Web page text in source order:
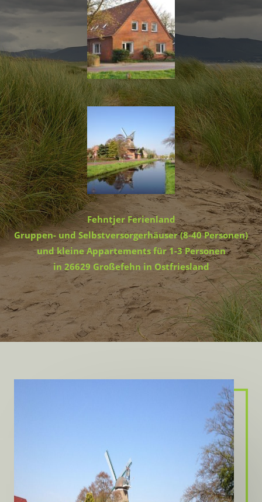
Fehntjer Ferienland
Gruppen- und Selbstversorgerhäuser (8-40 Personen)
und kleine Appartements für 1-3 Personen
in 26629 Großefehn in Ostfriesland